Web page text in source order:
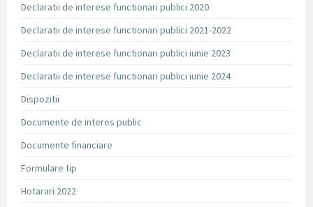
Declaratii de interese functionari publici 2020
Declaratii de interese functionari publici 2021-2022
Declaratii de interese functionari publici iunie 2023
Declaratii de interese functionari publici iunie 2024
Dispozitii
Documente de interes public
Documente financiare
Formulare tip
Hotarari 2022